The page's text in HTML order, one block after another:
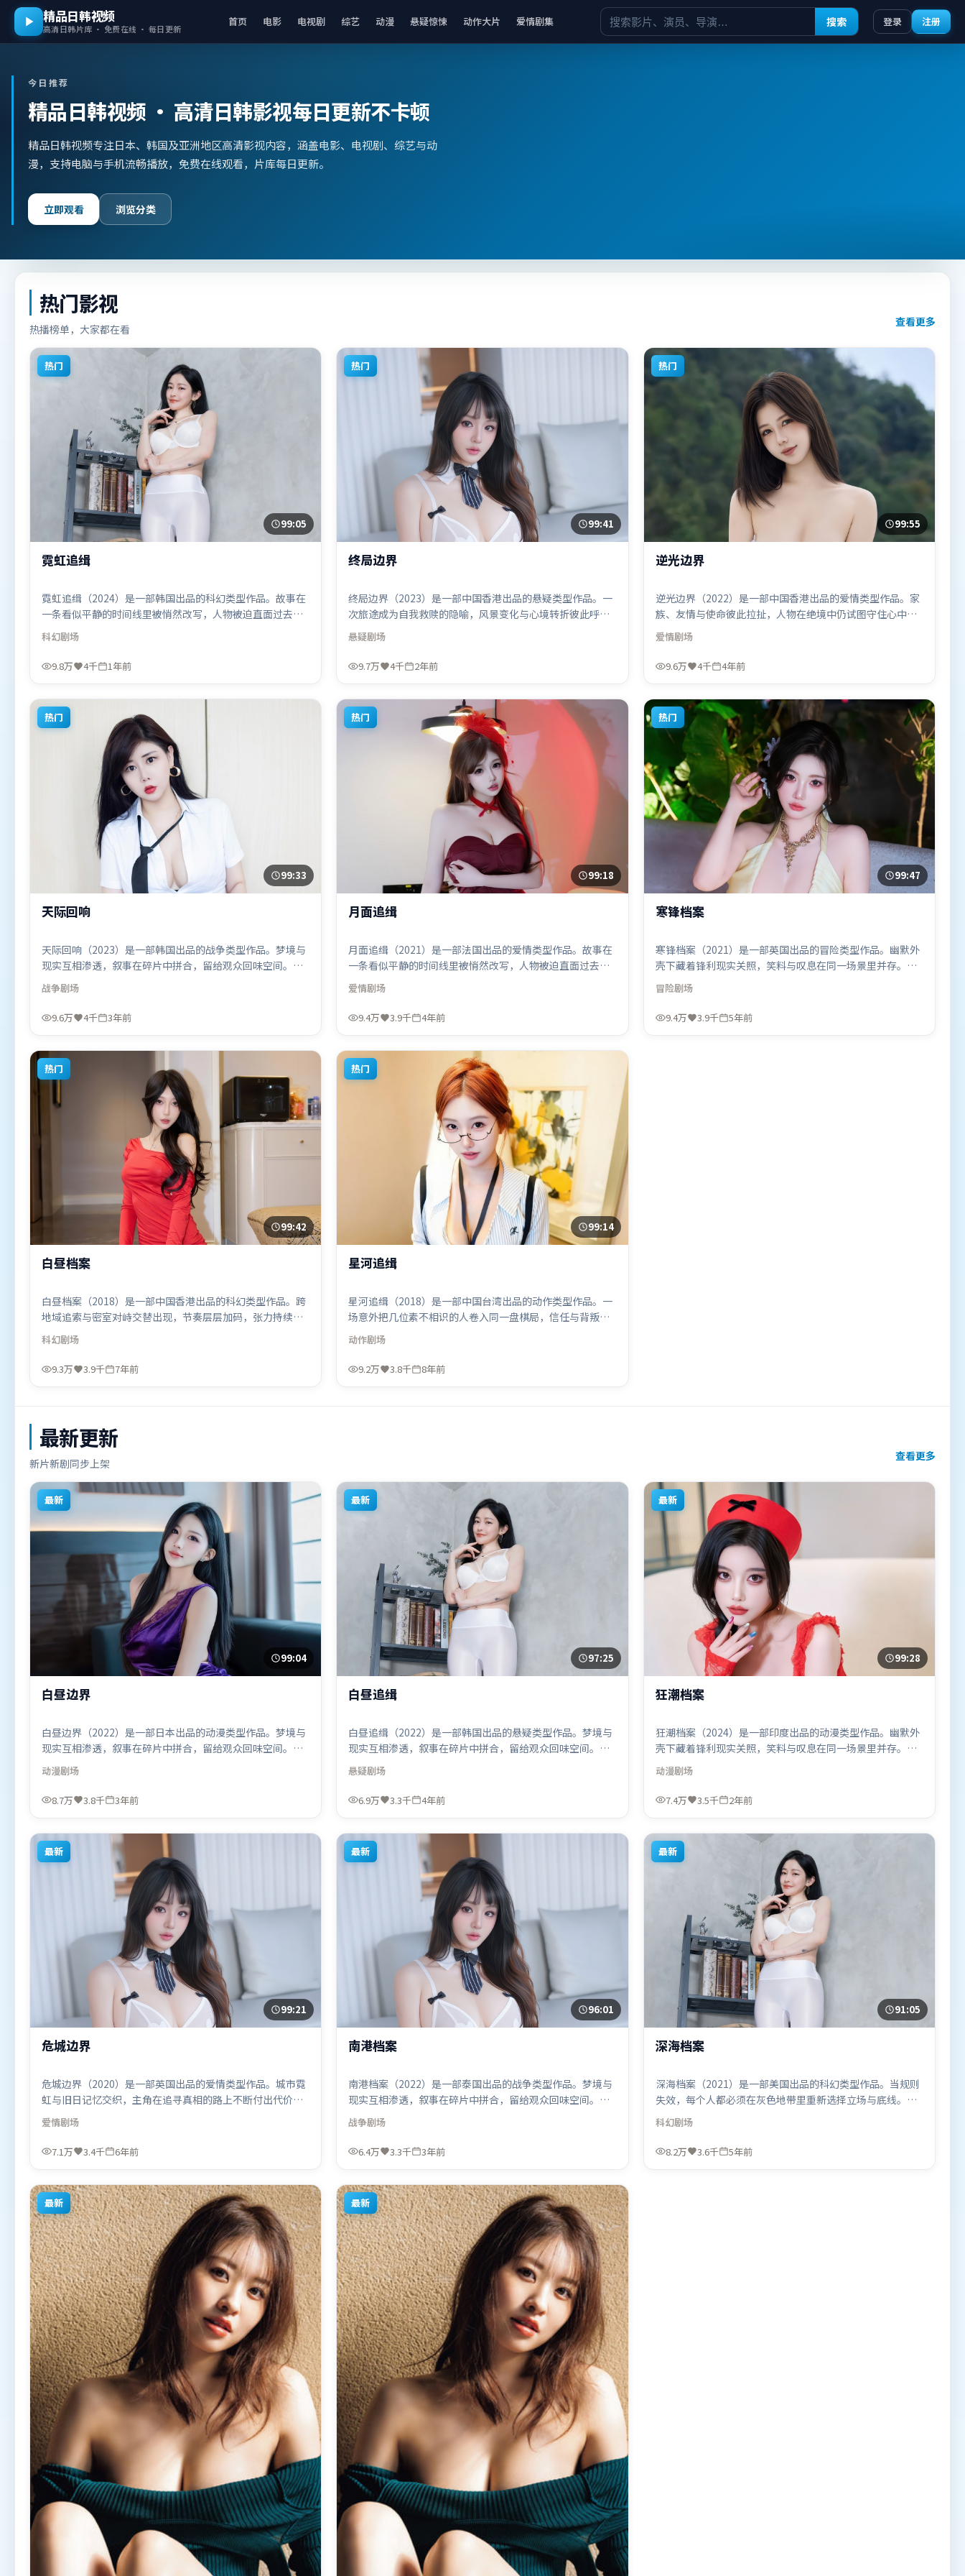
精品日韩视频
高清日韩片库 · 免费在线 · 每日更新
首页 电影 电视剧 综艺 动漫 悬疑惊悚 动作大片 爱情剧集 搜索 登录 注册
今日推荐
精品日韩视频 · 高清日韩影视每日更新不卡顿
精品日韩视频专注日本、韩国及亚洲地区高清影视内容，涵盖电影、电视剧、综艺与动
漫，支持电脑与手机流畅播放，免费在线观看，片库每日更新。
立即观看 浏览分类
热门影视
热播榜单，大家都在看
查看更多
热门
99:05
霓虹追缉
霓虹追缉（2024）是一部韩国出品的科幻类型作品。故事在
一条看似平静的时间线里被悄然改写，人物被迫直面过去与
现在的撕裂。叙事线索多线并进，最终在关键节点收束。由
洪常秀执导，杨紫、白宇、张家辉，孙艺珍等联袂出演。影
片于2024年10月17日（韩国）在部分地区首映上线，适合喜
科幻剧场
9.8万 4千 1年前
热门
99:41
终局边界
终局边界（2023）是一部中国香港出品的悬疑类型作品。一
次旅途成为自我救赎的隐喻，风景变化与心境转折彼此呼
应。人物关系网复杂却不凌乱，每场对手戏都推动信息增
量。由许鞍华执导，艾米莉·布朗特、黄渤、秦海璐，吴京
等联袂出演。影片于2023年11月13日（中国香港）在部分地
悬疑剧场
9.7万 4千 2年前
热门
99:55
逆光边界
逆光边界（2022）是一部中国香港出品的爱情类型作品。家
族、友情与使命彼此拉扯，人物在绝境中仍试图守住心中微
光。摄影与美术共同营造出强烈地域气质，增强沉浸感。由
贾樟柯执导，奥卡菲娜、汤唯、梁朝伟，周冬雨、宋康昊、
艾米莉·布朗特等联袂出演。影片于2022年3月19日（中国
爱情剧场
9.6万 4千 4年前
热门
99:33
天际回响
天际回响（2023）是一部韩国出品的战争类型作品。梦境与
现实互相渗透，叙事在碎片中拼合，留给观众回味空间。叙
事线索多线并进，最终在关键节点收束。由丹尼斯·维伦纽
瓦执导，木村拓哉、肖战、王景春，沈腾等联袂出演。影片
于2023年5月19日（韩国）在部分地区首映上线，适合喜欢
战争剧场
9.6万 4千 3年前
热门
99:18
月面追缉
月面追缉（2021）是一部法国出品的爱情类型作品。故事在
一条看似平静的时间线里被悄然改写，人物被迫直面过去与
现在的撕裂。视听风格统一而富有实验感，配乐与画面情绪
贴合。由克里斯托弗·诺兰执导，张译、宋康昊、汤唯，刘
德华等联袂出演。影片于2021年12月25日（法国）在部分地
爱情剧场
9.4万 3.9千 4年前
热门
99:47
寒锋档案
寒锋档案（2021）是一部英国出品的冒险类型作品。幽默外
壳下藏着锋利现实关照，笑料与叹息在同一场景里并存。类
型元素被重新组合，既致敬经典也尝试突破套路。由洪常秀
执导，马东锡、宋康昊、李政宰，秦海璐、王景春等联袂出
演。影片于2021年7月17日（英国）在部分地区首映上线，
冒险剧场
9.4万 3.9千 5年前
热门
99:42
白昼档案
白昼档案（2018）是一部中国香港出品的科幻类型作品。跨
地域追索与密室对峙交替出现，节奏层层加码，张力持续上
扬。摄影与美术共同营造出强烈地域气质，增强沉浸感。由
乌尔善执导，咏梅、沈腾、秦海璐，长泽雅美、堺雅人等联
袂出演。影片于2018年10月18日（中国香港）在部分地区首
科幻剧场
9.3万 3.9千 7年前
热门
99:14
星河追缉
星河追缉（2018）是一部中国台湾出品的动作类型作品。一
场意外把几位素不相识的人卷入同一盘棋局，信任与背叛交
替上演。人物关系网复杂却不凌乱，每场对手戏都推动信息
增量。由文牧野执导，木村拓哉、秦海璐、吴京，汤姆·哈
迪、艾米莉·布朗特、奥卡菲娜等联袂出演。影片于2018年
动作剧场
9.2万 3.8千 8年前
最新更新
新片新剧同步上架
查看更多
最新
99:04
白昼边界
白昼边界（2022）是一部日本出品的动漫类型作品。梦境与
现实互相渗透，叙事在碎片中拼合，留给观众回味空间。类
型元素被重新组合，既致敬经典也尝试突破套路。由程耳执
导，王景春、木村拓哉、张家辉，古天乐等联袂出演。影片
于2022年12月19日（日本）在部分地区首映上线，适合喜欢
动漫剧场
8.7万 3.8千 3年前
最新
97:25
白昼追缉
白昼追缉（2022）是一部韩国出品的悬疑类型作品。梦境与
现实互相渗透，叙事在碎片中拼合，留给观众回味空间。动
作场面设计讲究空间与节奏，文戏部分同样扎实耐嚼。由徐
克执导，黄渤、奥卡菲娜、弗洛伦丝·皮尤，胡歌、阿米尔
·汗等联袂出演。影片于2022年8月16日（韩国）在部分地
悬疑剧场
6.9万 3.3千 4年前
最新
99:28
狂潮档案
狂潮档案（2024）是一部印度出品的动漫类型作品。幽默外
壳下藏着锋利现实关照，笑料与叹息在同一场景里并存。动
作场面设计讲究空间与节奏，文戏部分同样扎实耐嚼。由拉
吉库马尔·希拉尼执导，胡歌、弗洛伦丝·皮尤、张译，阿
米尔·汗、张家辉、章子怡等联袂出演。影片于2024年5月
动漫剧场
7.4万 3.5千 2年前
最新
99:21
危城边界
危城边界（2020）是一部英国出品的爱情类型作品。城市霓
虹与旧日记忆交织，主角在追寻真相的路上不断付出代价。
人物关系网复杂却不凌乱，每场对手戏都推动信息增量。由
詹姆斯·卡梅隆执导，秦海璐、杨紫、汤唯，肖战等联袂出
演。影片于2020年7月16日（英国）在部分地区首映上线，
爱情剧场
7.1万 3.4千 6年前
最新
96:01
南港档案
南港档案（2022）是一部泰国出品的战争类型作品。梦境与
现实互相渗透，叙事在碎片中拼合，留给观众回味空间。视
听风格统一而富有实验感，配乐与画面情绪贴合。由克里斯
托弗·诺兰执导，刘德华、古天乐、梁朝伟，沈腾等联袂出
演。影片于2022年11月16日（泰国）在部分地区首映上线，
战争剧场
6.4万 3.3千 3年前
最新
91:05
深海档案
深海档案（2021）是一部美国出品的科幻类型作品。当规则
失效，每个人都必须在灰色地带里重新选择立场与底线。动
作场面设计讲究空间与节奏，文戏部分同样扎实耐嚼。由洪
常秀执导，咏梅、弗洛伦丝·皮尤、古天乐，廖凡等联袂出
演。影片于2021年4月14日（美国）在部分地区首映上线，
科幻剧场
8.2万 3.6千 5年前
最新 最新